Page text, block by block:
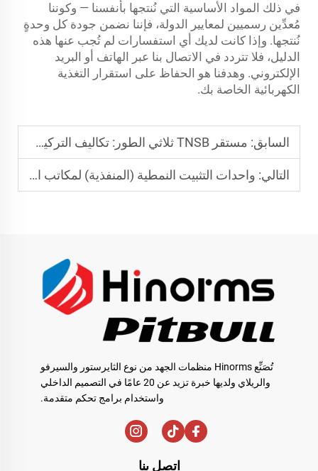
في ذلك المواد الأساسية التي نُنتجها بأنفسنا — وكوننا
مُعدِّين رسميين لمعايير الدولة، فإننا نضمن جودة كل وحدةٍ
نُنتجها. وإذا كانت لديك أي استفسارات لم تُجب عنها هذه
الدليل، فلا تتردد في الاتصال بنا عبر الهاتف أو البريد
الإلكتروني. وهدفنا هو الحفاظ على استقرار التغذية
الكهربائية الخاصة بك.
السابق: مستقر TNSB ثلاثي الطور: تكاليف التركيب وحساب العائد على الاستثمار (ROI)
التالي: واحدات التثبيت النمطية (المنفذية) لمكاتب المنزل: قائمة توافق الأجهزة
تُصَنِّع Hinorms منظمات الجهد من نوع الثايرستور والسيرفو
والريلاي ولديها خبرة تزيد عن 20 عامًا في التصميم الداخلي
واستخدام برامج تحكم متقدمة.
اتصل بنا